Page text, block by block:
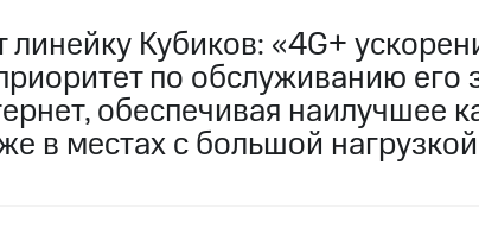
Финансы Детям и родителям
Гудок Мой МТСВсе приложения
музыка и многое другое
доступ к геолокации
Кубиков: «4G+
по обслуживанию его
обеспечивая наилучшее
в местах с большой